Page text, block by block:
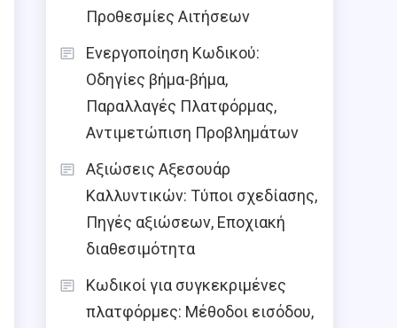
Προθεσμίες Αιτήσεων
Ενεργοποίηση Κωδικού:
Οδηγίες βήμα-βήμα,
Παραλλαγές Πλατφόρμας,
Αντιμετώπιση Προβλημάτων
Αξιώσεις Αξεσουάρ
Καλλυντικών: Τύποι σχεδίασης,
Πηγές αξιώσεων, Εποχιακή
διαθεσιμότητα
Κωδικοί για συγκεκριμένες
πλατφόρμες: Μέθοδοι εισόδου,